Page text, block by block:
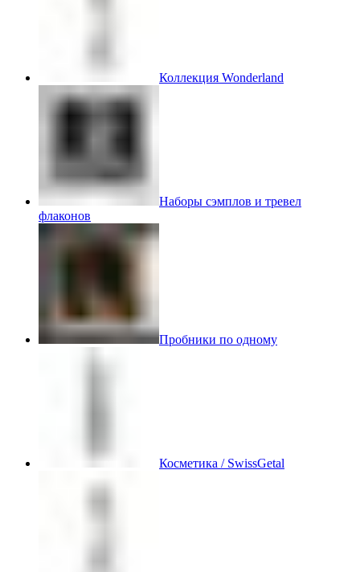
Коллекция Wonderland
Наборы сэмплов и тревел
флаконов
Пробники по одному
Косметика / SwissGetal